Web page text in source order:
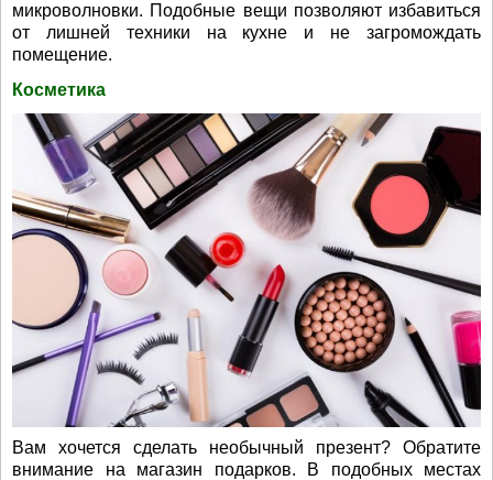
микроволновки. Подобные вещи позволяют избавиться
от лишней техники на кухне и не загромождать
помещение.
Косметика
Вам хочется сделать необычный презент? Обратите
внимание на магазин подарков. В подобных местах